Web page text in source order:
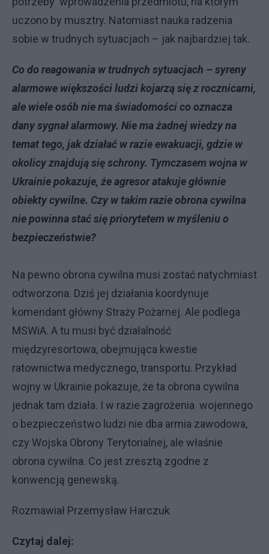
uczono by musztry. Natomiast nauka radzenia
sobie w trudnych sytuacjach – jak najbardziej tak.
Co do reagowania w trudnych sytuacjach – syreny
alarmowe większości ludzi kojarzą się z rocznicami,
ale wiele osób nie ma świadomości co oznacza
dany sygnał alarmowy. Nie ma żadnej wiedzy na
temat tego, jak działać w razie ewakuacji, gdzie w
okolicy znajdują się schrony. Tymczasem wojna w
Ukrainie pokazuje, że agresor atakuje głównie
obiekty cywilne. Czy w takim razie obrona cywilna
nie powinna stać się priorytetem w myśleniu o
bezpieczeństwie?
Na pewno obrona cywilna musi zostać natychmiast
odtworzona. Dziś jej działania koordynuje
komendant główny Straży Pożarnej. Ale podlega
MSWiA. A tu musi być działalność
międzyresortowa, obejmująca kwestie
ratownictwa medycznego, transportu. Przykład
wojny w Ukrainie pokazuje, że ta obrona cywilna
jednak tam działa. I w razie zagrożenia wojennego
o bezpieczeństwo ludzi nie dba armia zawodowa,
czy Wojska Obrony Terytorialnej, ale właśnie
obrona cywilna. Co jest zresztą zgodne z
konwencją genewską.
Rozmawiał Przemysław Harczuk
Czytaj dalej: